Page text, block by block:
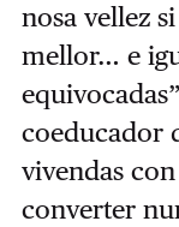
nosa vellez
mellor… e
coeducador
vivendas
converter